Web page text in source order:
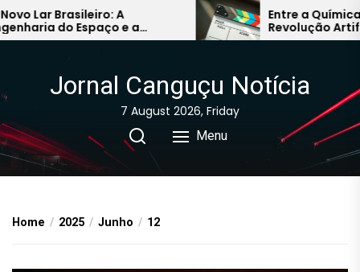
Skip
to
Brasileiro: A
do Espaço e a
do Conforto na Próxima
Entre a Química
Revolução Artificial:
Caminhos do
Jornal Canguçu Notícia
7 August 2026, Friday
Menu
Home 2025 Junho 12